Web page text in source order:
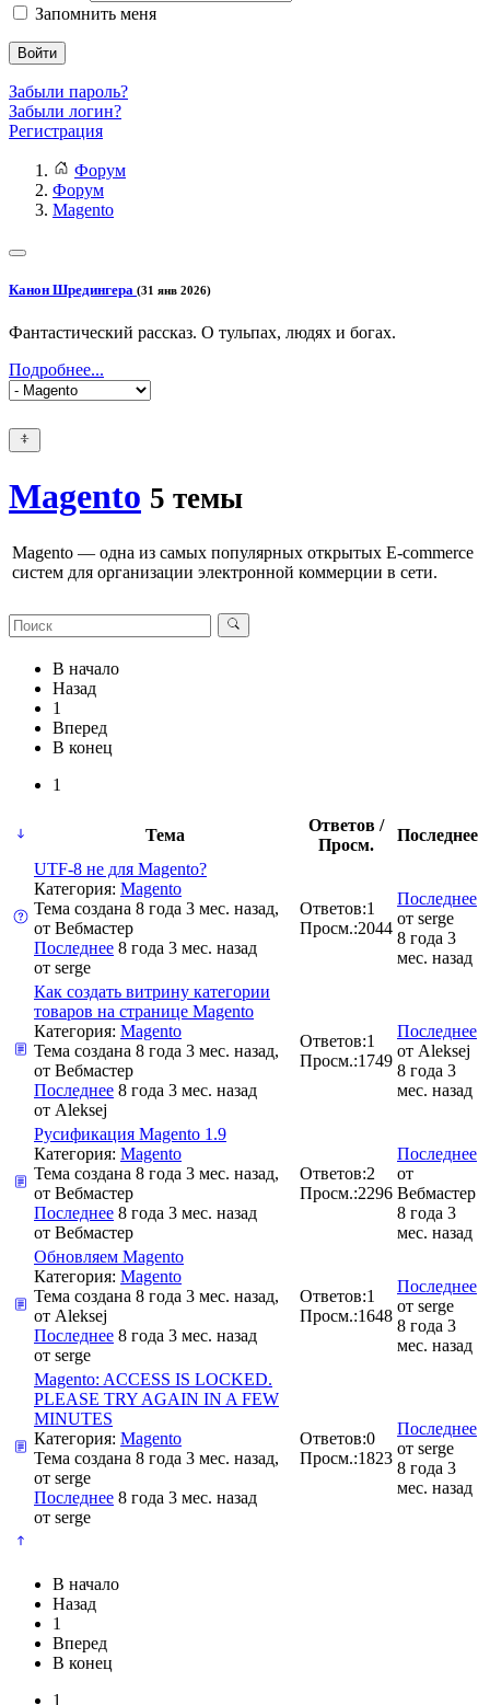
Запомнить меня
Войти
Забыли пароль?
Забыли логин?
Регистрация
Форум
Форум
Magento
Канон Шредингера (31 янв 2026)
Фантастический рассказ. О тульпах, людях и богах.
Подробнее...
Magento 5 темы
Magento — одна из самых популярных открытых E-commerce
систем для организации электронной коммерции в сети.
В начало
Назад
1
Вперед
В конец
1
Тема
Ответов /
Просм.
Последнее
UTF-8 не для Magento?
Категория: Magento
Тема создана 8 года 3 мес. назад,
от Вебмастер
Последнее 8 года 3 мес. назад
от serge
Ответов:1
Просм.:2044
Последнее
от serge
8 года 3
мес. назад
Как создать витрину категории
товаров на странице Magento
Категория: Magento
Тема создана 8 года 3 мес. назад,
от Вебмастер
Последнее 8 года 3 мес. назад
от Aleksej
Ответов:1
Просм.:1749
Последнее
от Aleksej
8 года 3
мес. назад
Русификация Magento 1.9
Категория: Magento
Тема создана 8 года 3 мес. назад,
от Вебмастер
Последнее 8 года 3 мес. назад
от Вебмастер
Ответов:2
Просм.:2296
Последнее
от
Вебмастер
8 года 3
мес. назад
Обновляем Magento
Категория: Magento
Тема создана 8 года 3 мес. назад,
от Aleksej
Последнее 8 года 3 мес. назад
от serge
Ответов:1
Просм.:1648
Последнее
от serge
8 года 3
мес. назад
Magento: ACCESS IS LOCKED.
PLEASE TRY AGAIN IN A FEW
MINUTES
Категория: Magento
Тема создана 8 года 3 мес. назад,
от serge
Последнее 8 года 3 мес. назад
от serge
Ответов:0
Просм.:1823
Последнее
от serge
8 года 3
мес. назад
В начало
Назад
1
Вперед
В конец
1